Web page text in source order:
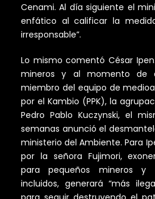
Cenami. Al día siguiente el
enfático al calificar la
irresponsable”.
Lo mismo comentó César
mineros y al momento de
miembro del equipo de
por el Kambio (PPK), la
Pedro Pablo Kuczynski, el
semanas anunció el
ministerio del Ambiente. Para
por la señora Fujimori,
para pequeños mineros y
incluidos, generará “más